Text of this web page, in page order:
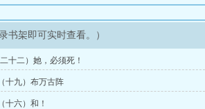
书架即可实时查看。）
十二）她，必须死！
（十九）布万古阵
（十六）和！